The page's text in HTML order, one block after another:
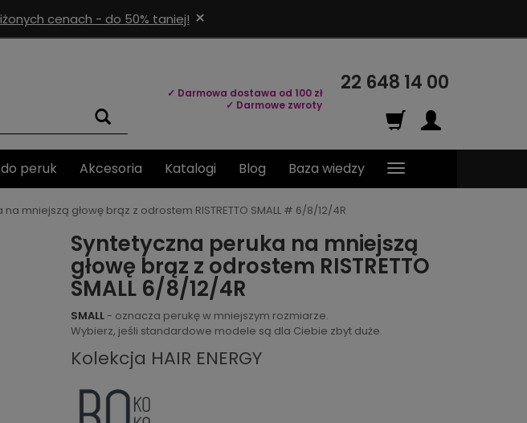
cenach - do 50% taniej! ×
✓ Darmowa dostawa od 100 zł
✓ Darmowe zwroty
22 648 14 00
peruk Akcesoria Katalogi Blog Baza wiedzy
mniejszą głowę brąz z odrostem RISTRETTO SMALL # 6/8/12/4R
Syntetyczna peruka na mniejszą
głowę brąz z odrostem RISTRETTO
SMALL 6/8/12/4R
SMALL - oznacza perukę w mniejszym rozmiarze.
Wybierz, jeśli standardowe modele są dla Ciebie zbyt duże.
Kolekcja HAIR ENERGY